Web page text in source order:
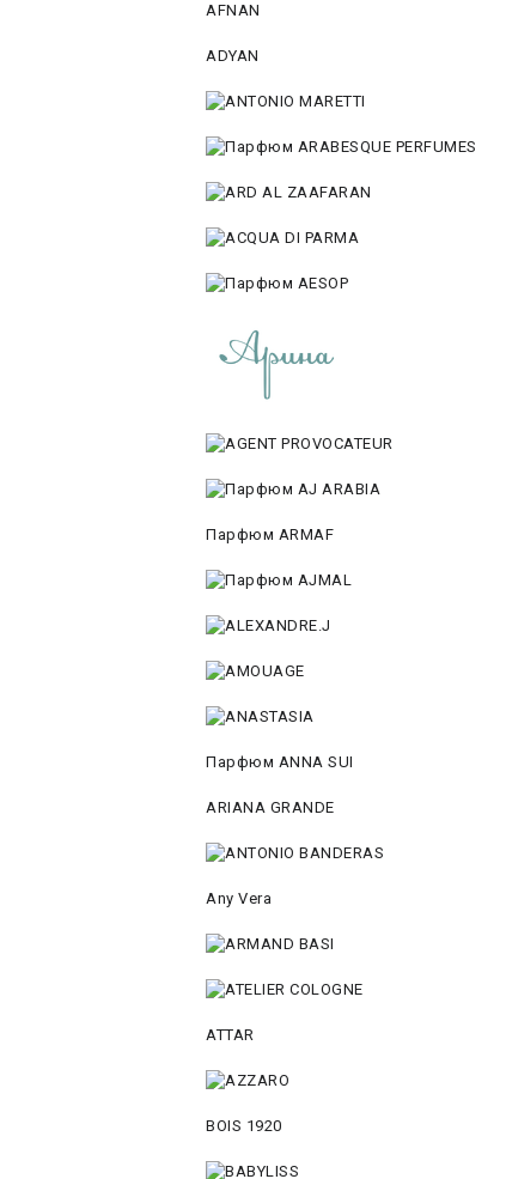
AFNAN
ADYAN
Парфюм ARMAF
Парфюм ANNA SUI
ARIANA GRANDE
Any Vera
ATTAR
BOIS 1920